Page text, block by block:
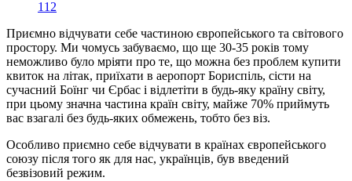
112
Приємно відчувати себе частиною європейського та світового
простору. Ми чомусь забуваємо, що ще 30-35 років тому
неможливо було мріяти про те, що можна без проблем купити
квиток на літак, приїхати в аеропорт Бориспіль, сісти на
сучасний Боїнг чи Єрбас і відлетіти в будь-яку країну світу,
при цьому значна частина країн світу, майже 70% приймуть
вас взагалі без будь-яких обмежень, тобто без віз.
Особливо приємно себе відчувати в країнах європейського
союзу після того як для нас, українців, був введений
безвізовий режим.